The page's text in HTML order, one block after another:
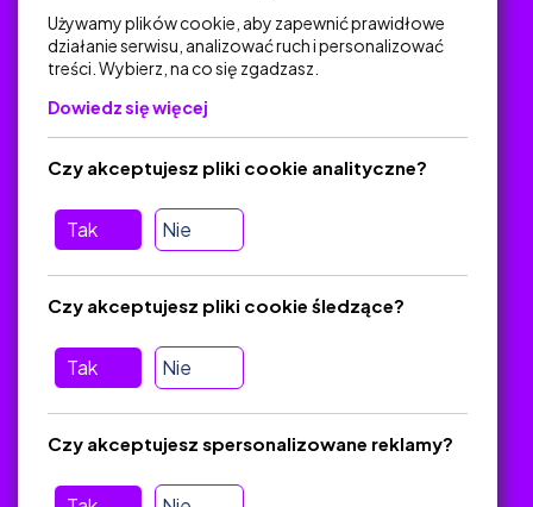
Na skróty
Polityka Prywatności
Regulamin
O platformie
Baza materiałów dydaktycznych
Jak zostać autorem
FAQ
Pomoc
wiadomość nie trafiła do folderu SPAM)
Używamy plików cookie, aby zapewnić prawidłowe
działanie serwisu, analizować ruch i personalizować
treści. Wybierz, na co się zgadzasz.
Dowiedz się więcej
Tak Nie
Czy akceptujesz pliki cookie analityczne?
Tak Nie
Czy akceptujesz pliki cookie śledzące?
Czy akceptujesz spersonalizowane reklamy?